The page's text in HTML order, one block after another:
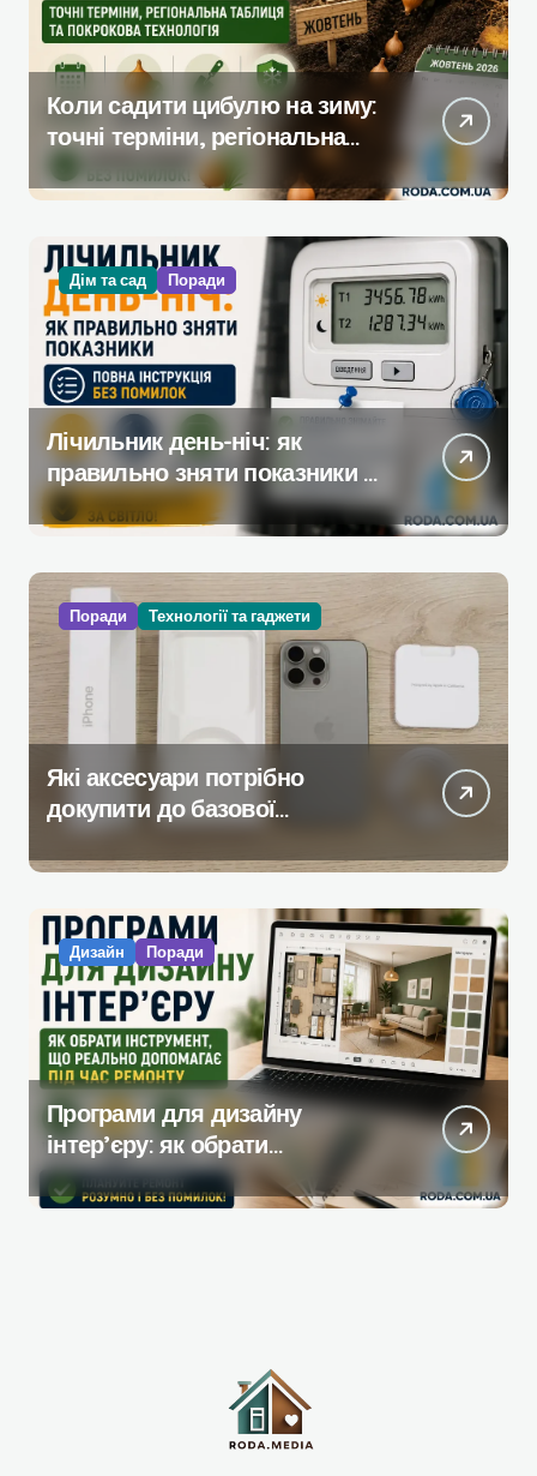
Коли садити цибулю на зиму:
точні терміни, регіональна
таблиця та покрокова
технологія
Дім та сад Поради
Лічильник день-ніч: як
правильно зняти показники —
повна інструкція без помилок
Поради Технології та гаджети
Які аксесуари потрібно
докупити до базової
комплектації iPhone
Дизайн Поради
Програми для дизайну
інтер’єру: як обрати
інструмент, який реально
допомагає під час ремонту